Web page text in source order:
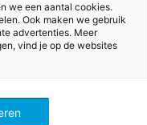
we een aantal cookies.
Ook maken we gebruik
advertenties. Meer
vind je op de websites